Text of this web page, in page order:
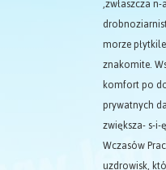
,zwłaszcza
morze
znakomite.
komfort po
prywatnych
zwiększa- s-
Wczasów
uzdrowisk,